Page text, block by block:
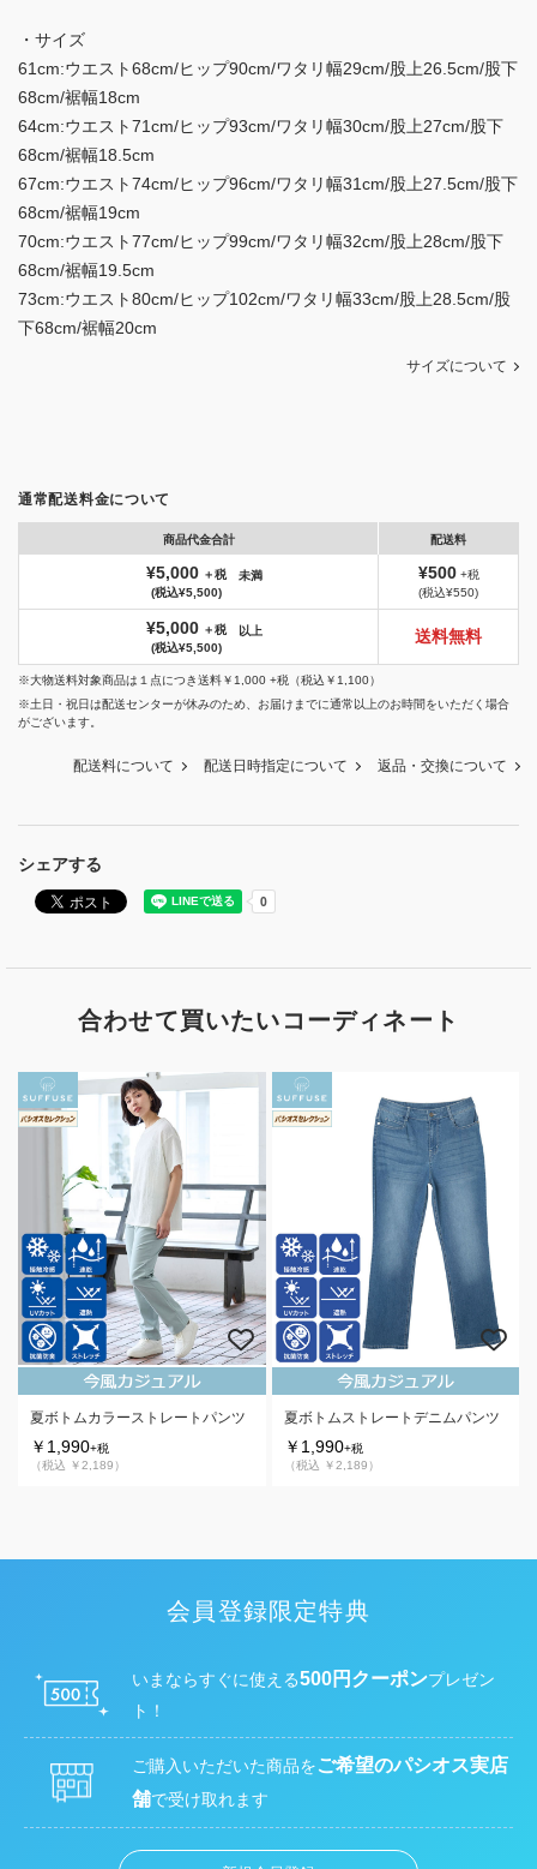
シェアする
・サイズ
61cm:ウエスト68cm/ヒップ90cm/ワタリ幅29cm/股上26.5cm/股下
68cm/裾幅18cm
64cm:ウエスト71cm/ヒップ93cm/ワタリ幅30cm/股上27cm/股下
68cm/裾幅18.5cm
67cm:ウエスト74cm/ヒップ96cm/ワタリ幅31cm/股上27.5cm/股下
68cm/裾幅19cm
70cm:ウエスト77cm/ヒップ99cm/ワタリ幅32cm/股上28cm/股下
68cm/裾幅19.5cm
73cm:ウエスト80cm/ヒップ102cm/ワタリ幅33cm/股上28.5cm/股
下68cm/裾幅20cm
サイズについて
通常配送料金について
商品代金合計 配送料
¥5,000 ＋税
(税込¥5,500)
未満 ¥500+税
(税込¥550)
¥5,000 ＋税
(税込¥5,500)
以上 送料無料
※大物送料対象商品は１点につき送料￥1,000 +税（税込￥1,100）
※土日・祝日は配送センターが休みのため、お届けまでに通常以上のお時間をいただく場合
がございます。
配送料について 配送日時指定について 返品・交換について
合わせて買いたいコーディネート
夏ボトムカラーストレートパンツ
￥1,990+税
（税込 ￥2,189）
夏ボトムストレートデニムパンツ
￥1,990+税
（税込 ￥2,189）
会員登録限定特典
いまならすぐに使える500円クーポンプレゼン
ト！
ご購入いただいた商品をご希望のパシオス実店
舗で受け取れます